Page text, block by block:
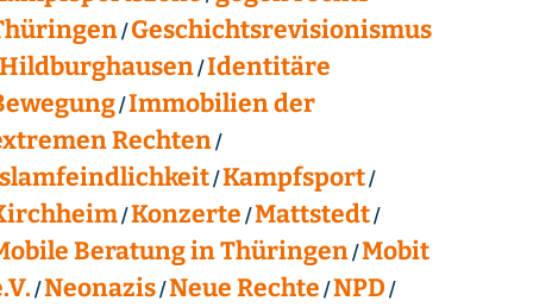
Geschichtsrevisionismus
Identitäre
Immobilien der
Rechten
Kampfsport
Konzerte Mattstedt
Beratung in Thüringen Mobit
Neonazis Neue Rechte NPD